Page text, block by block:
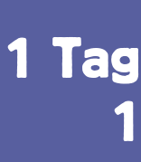
1 Tag